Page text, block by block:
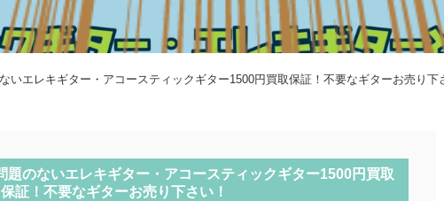
いエレキギター・アコースティックギター1500円買取保証！不要なギターお売り下
題のないエレキギター・アコースティックギター1500円買取
保証！不要なギターお売り下さい！